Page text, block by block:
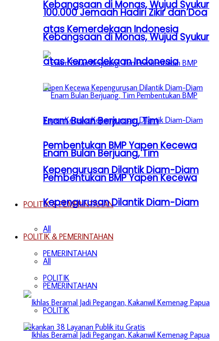
Kebangsaan di Monas, Wujud Syukur
atas Kemerdekaan Indonesia
Enam Bulan Berjuang, Tim
Pembentukan BMP Yapen Kecewa
Kepengurusan Dilantik Diam-Diam
POLITIK & PEMERINTAHAN
All
PEMERINTAHAN
POLITIK
100.000 Jemaah Hadiri Zikir dan Doa
Kebangsaan di Monas, Wujud Syukur
atas Kemerdekaan Indonesia
Enam Bulan Berjuang, Tim
Pembentukan BMP Yapen Kecewa
Kepengurusan Dilantik Diam-Diam
POLITIK & PEMERINTAHAN
All
PEMERINTAHAN
POLITIK